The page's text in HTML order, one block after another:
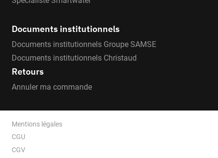
Documents institutionnels
Documents institutionnels Groupe SAMSE
Documents institutionnels Christaud
Retours
Annuler ma commande
Mentions légales
CGU
CGV